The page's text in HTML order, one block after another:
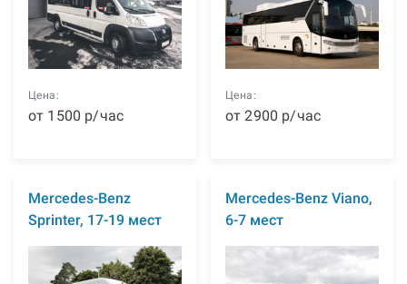
Цена:
от 1500 р/час
Цена:
от2900 р/час
Mercedes-Benz
Sprinter, 17-19 мест
Mercedes-Benz Viano,
6-7 мест